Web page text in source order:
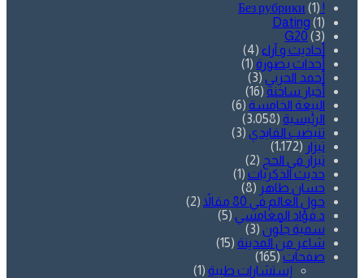
! Без рубрики
(1)
Dating (1)
G20 (3)
أحاديث و آراء (4)
أحداث بصورة (1)
أحمد الحربي (3)
أخبار ساخنة (16)
البيعة الخامسة (6)
الرئيسية (3٬058)
تنيضب الفايدي (3)
تيزار (1٬172)
تيزار في الحج (2)
حديث الذكريات (1)
حسان طاهر (8)
حول العالم في 80 مقالاً
(2)
د.فؤاد المغامسي (5)
سمية جلّون (3)
شاعر من المدينة (15)
صفحات (165)
إستشارات طبية (1)